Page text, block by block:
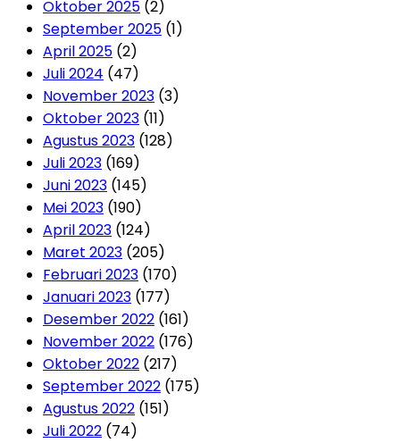
Oktober 2025 (2)
September 2025 (1)
April 2025 (2)
Juli 2024 (47)
November 2023 (3)
Oktober 2023 (11)
Agustus 2023 (128)
Juli 2023 (169)
Juni 2023 (145)
Mei 2023 (190)
April 2023 (124)
Maret 2023 (205)
Februari 2023 (170)
Januari 2023 (177)
Desember 2022 (161)
November 2022 (176)
Oktober 2022 (217)
September 2022 (175)
Agustus 2022 (151)
Juli 2022 (74)